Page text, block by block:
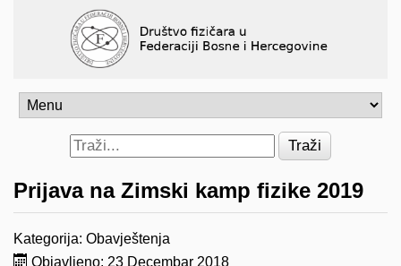
Traži
Prijava na Zimski kamp fizike 2019
Kategorija: Obavještenja
Objavljeno: 23 Decembar 2018